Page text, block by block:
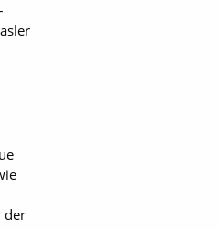
der